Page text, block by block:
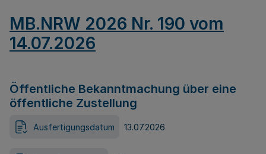
MB.NRW 2026 Nr. 190 vom
14.07.2026
Öffentliche Bekanntmachung über eine
öffentliche Zustellung
Ausfertigungsdatum 13.07.2026